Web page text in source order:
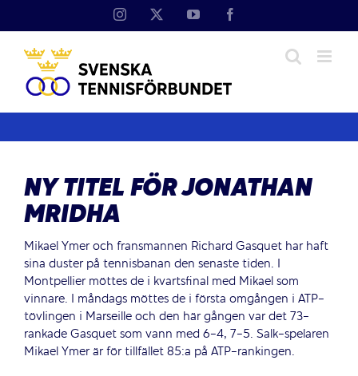
Instagram YouTube
NY TITEL FÖR JONATHAN
MRIDHA
Mikael Ymer och fransmannen Richard Gasquet har haft
sina duster på tennisbanan den senaste tiden. I
Montpellier möttes de i kvartsfinal med Mikael som
vinnare. I måndags möttes de i första omgången i ATP-
tövlingen i Marseille och den här gången var det 73-
rankade Gasquet som vann med 6-4, 7-5. Salk-spelaren
Mikael Ymer är för tillfället 85:a på ATP-rankingen.